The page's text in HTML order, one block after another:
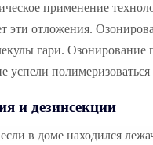
применение
эти отложения.
гари.
успели полимеризоваться
и дезинсекции
в доме находился